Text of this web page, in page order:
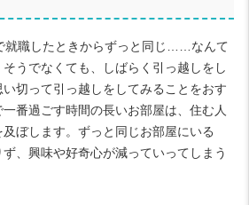
就職したときからずっと同じ……なんて
うでなくても、しばらく引っ越しをし
切って引っ越しをしてみることをおす
番過ごす時間の長いお部屋は、住む人
ぼします。ずっと同じお部屋にいる
、興味や好奇心が減っていってしまう